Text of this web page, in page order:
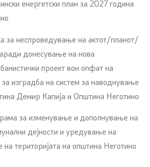
енергетски план за 2027 година
за неспроведување на актот/планот/
донесување на нова
проект вон опфат на
за изградба на систем за наводнување
Демир Капија и Општина Неготино
за изменување и дополнување на
дејности и уредување на
на територијата на општина Неготино